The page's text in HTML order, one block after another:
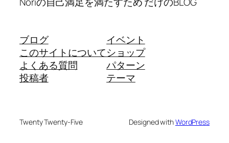
ブログ
このサイトについて
よくある質問
投稿者
イベント
ショップ
パターン
テーマ
Twenty Twenty-Five Designed withWordPress